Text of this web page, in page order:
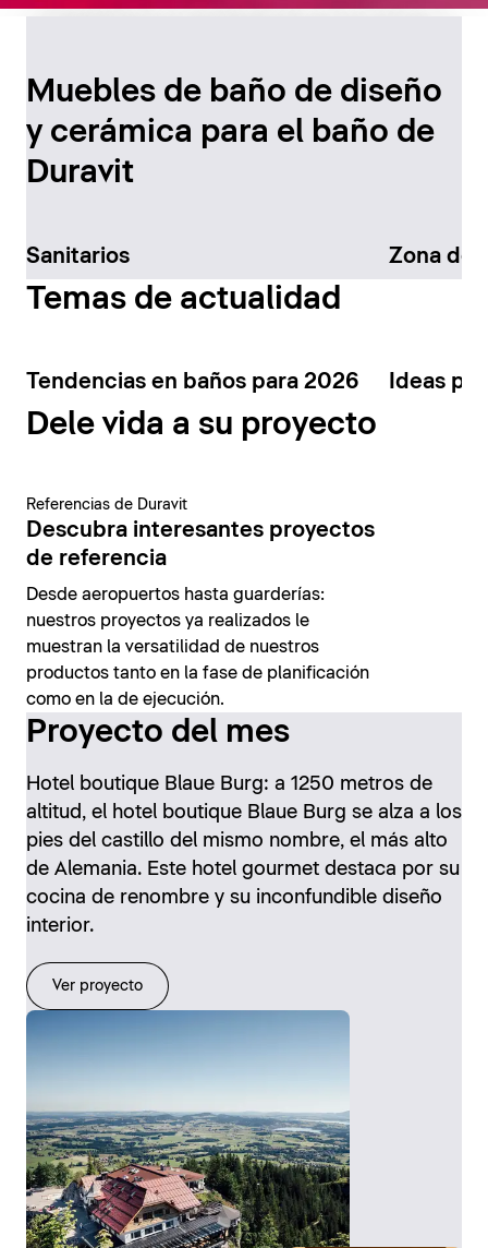
el baño
Descúbralo ahora
Muebles de baño de diseño
y cerámica para el baño de
Duravit
Sanitarios Zona de
Temas de actualidad
Tendencias en baños para 2026 Ideas
Dele vida a su proyecto
Referencias de Duravit
Descubra interesantes proyectos
de referencia
Desde aeropuertos hasta guarderías:
nuestros proyectos ya realizados le
muestran la versatilidad de nuestros
productos tanto en la fase de planificación
como en la de ejecución.
Proyecto del mes
Hotel boutique Blaue Burg: a 1250 metros de
altitud, el hotel boutique Blaue Burg se alza a los
pies del castillo del mismo nombre, el más alto
de Alemania. Este hotel gourmet destaca por su
cocina de renombre y su inconfundible diseño
interior.
Ver proyecto